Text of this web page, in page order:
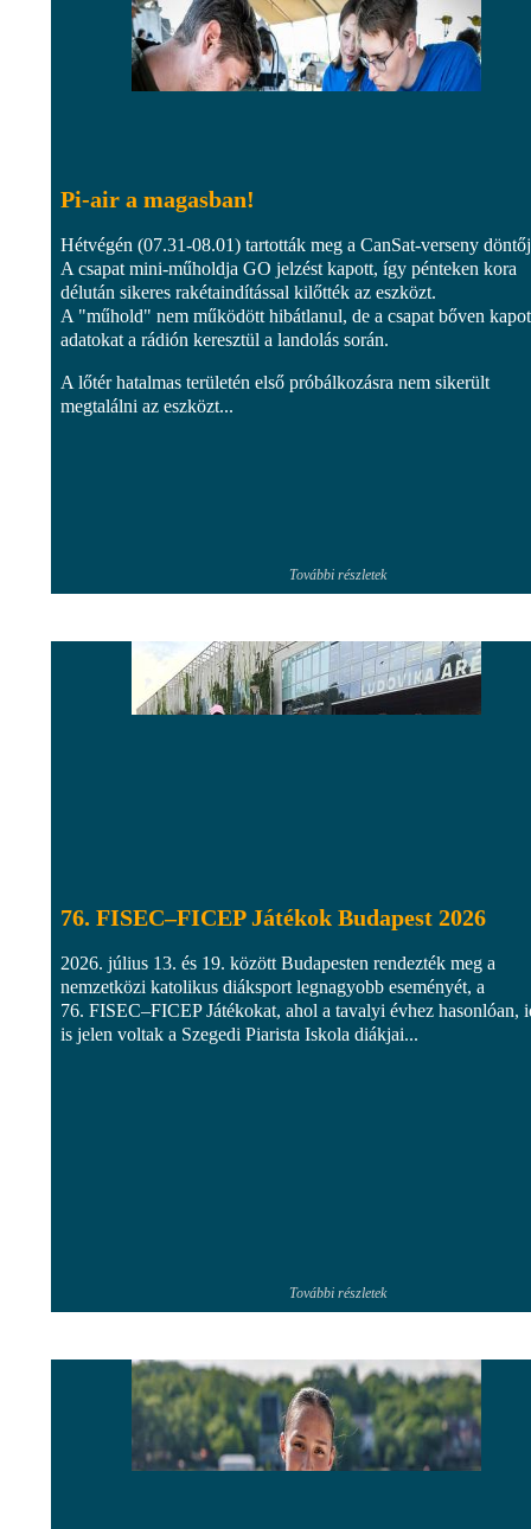
Pi-air a magasban!
Hétvégén (07.31-08.01) tartották meg a CanSat-verseny
A csapat mini-műholdja GO jelzést kapott, így pénteken kora
délután sikeres rakétaindítással kilőtték az eszközt.
A "műhold" nem működött hibátlanul, de a csapat bőven
adatokat a rádión keresztül a landolás során.
A lőtér hatalmas területén első próbálkozásra nem sikerült
megtalálni az eszközt...
További részletek
76. FISEC–FICEP Játékok Budapest 2026
2026. július 13. és 19. között Budapesten rendezték meg a
nemzetközi katolikus diáksport legnagyobb eseményét, a
76. FISEC–FICEP Játékokat, ahol a tavalyi évhez hasonlóan,
is jelen voltak a Szegedi Piarista Iskola diákjai...
További részletek